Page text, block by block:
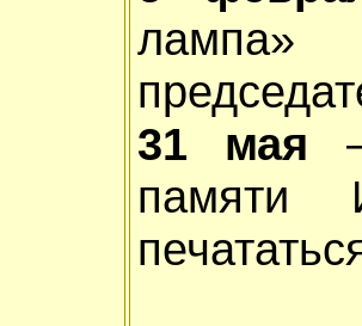
31 мая
памяти